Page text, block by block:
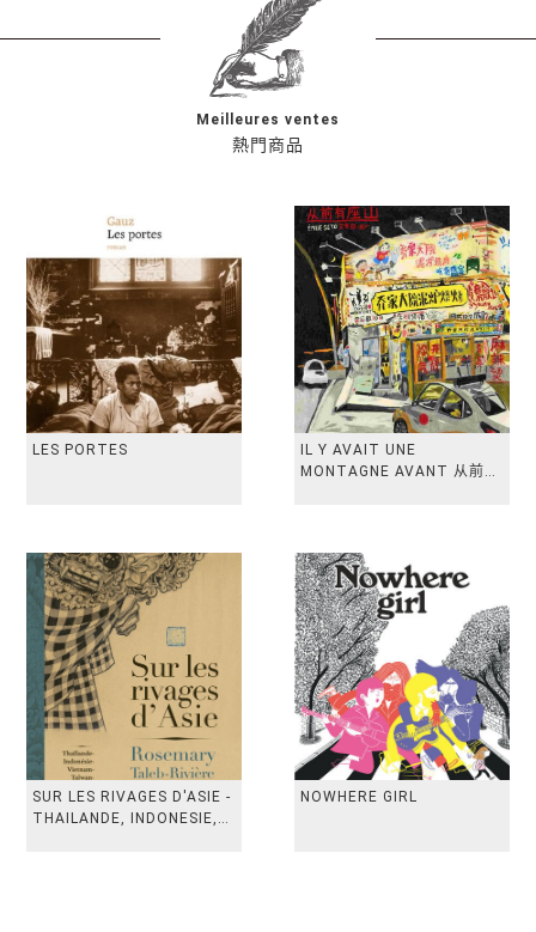
熱門商品
Meilleures ventes
LES PORTES
IL Y AVAIT UNE
MONTAGNE AVANT 从前有
SUR LES RIVAGES D'ASIE -
THAILANDE, INDONESIE,
NOWHERE GIRL